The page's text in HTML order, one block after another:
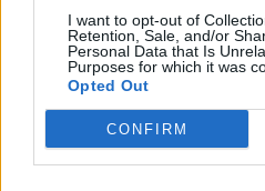
I want to opt-out of
Retention, Sale, and/or
Personal Data that Is
Purposes for which it was
Opted Out
CONFIRM